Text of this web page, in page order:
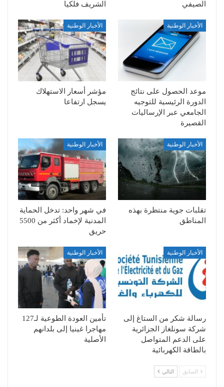
الصيفي الشريف فلكيا
الأخبار الوطنية
موعد الحصول على نتائج
الدورة الرئيسية للتوجيه
الجامعي عبر الإرساليات
القصيرة
الأخبار الوطنية
مؤشر أسعار الاستهلاك
يسجل ارتفاعا
الأخبار الوطنية
تقلبات جوية منتظرة بهذه
المناطق
الأخبار الوطنية
في شهر واحد: تدخل الحماية
المدنية لإخماد أكثر من 5500
حريق
الأخبار الوطنية
رسالة شكر من الستاغ إلى
شركة سونلغاز الجزائرية
على الدعم المتواصل
بالطاقة الكهربائية
الأخبار الوطنية
تأمين العودة الطوعية لـ127
مهاجرا غينيا إلى بلدانهم
الأصلية
السابق التالي